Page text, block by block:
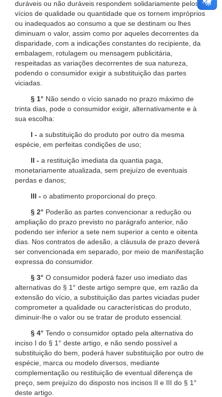
duráveis ou não duráveis respondem solidariamente pelos
vícios de qualidade ou quantidade que os tornem impróprios
ou inadequados ao consumo a que se destinam ou lhes
diminuam o valor, assim como por aqueles decorrentes da
disparidade, com a indicações constantes do recipiente, da
embalagem, rotulagem ou mensagem publicitária,
respeitadas as variações decorrentes de sua natureza,
podendo o consumidor exigir a substituição das partes
viciadas.
§ 1° Não sendo o vício sanado no prazo máximo de
trinta dias, pode o consumidor exigir, alternativamente e à
sua escolha:
I - a substituição do produto por outro da mesma
espécie, em perfeitas condições de uso;
II - a restituição imediata da quantia paga,
monetariamente atualizada, sem prejuízo de eventuais
perdas e danos;
III - o abatimento proporcional do preço.
§ 2° Poderão as partes convencionar a redução ou
ampliação do prazo previsto no parágrafo anterior, não
podendo ser inferior a sete nem superior a cento e oitenta
dias. Nos contratos de adesão, a cláusula de prazo deverá
ser convencionada em separado, por meio de manifestação
expressa do consumidor.
§ 3° O consumidor poderá fazer uso imediato das
alternativas do § 1° deste artigo sempre que, em razão da
extensão do vício, a substituição das partes viciadas puder
comprometer a qualidade ou características do produto,
diminuir-lhe o valor ou se tratar de produto essencial.
§ 4° Tendo o consumidor optado pela alternativa do
inciso I do § 1° deste artigo, e não sendo possível a
substituição do bem, poderá haver substituição por outro de
espécie, marca ou modelo diversos, mediante
complementação ou restituição de eventual diferença de
preço, sem prejuízo do disposto nos incisos II e III do § 1°
deste artigo.